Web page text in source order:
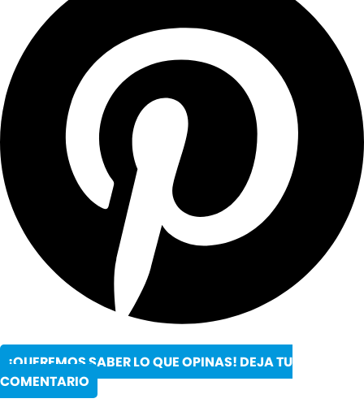
¡QUEREMOS SABER LO QUE OPINAS! DEJA TU
COMENTARIO